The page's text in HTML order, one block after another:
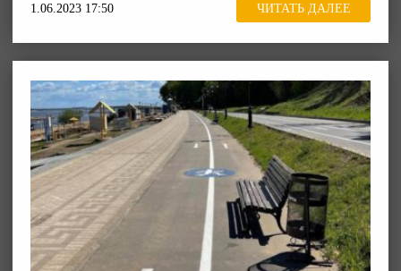
1.06.2023 17:50 ЧИТАТЬ ДАЛЕЕ